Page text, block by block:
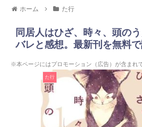
ホーム た行
同居人はひざ、時々、頭の
バレと感想。最新刊を無料で
※本ページにはプロモーション（広告）が含まれ
た行